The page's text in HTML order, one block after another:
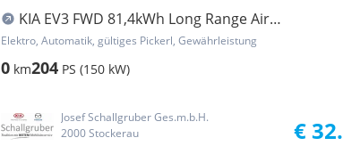
KIA EV3 FWD 81,4kWh Long Range Air
!!!Sitzheizung!!!
Elektro, Automatik, gültiges Pickerl, Gewährleistung
0 km204 PS (150 kW)
Josef Schallgruber Ges.m.b.H.
2000 Stockerau
€